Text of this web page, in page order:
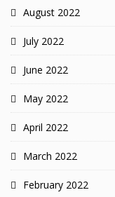
August 2022
July 2022
June 2022
May 2022
April 2022
March 2022
February 2022